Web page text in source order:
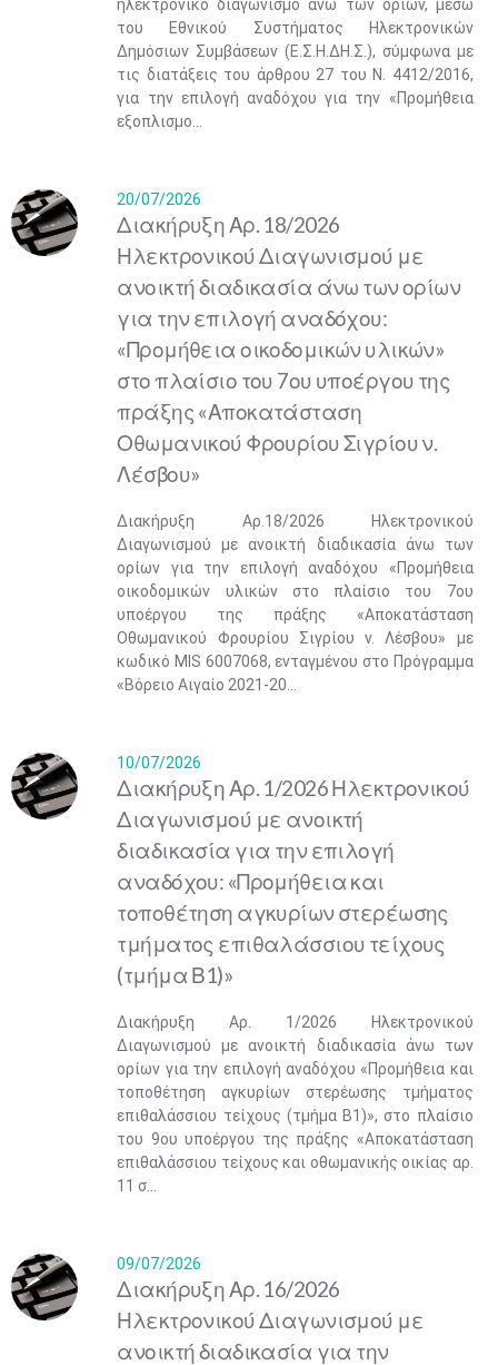
ηλεκτρονικό διαγωνισμό άνω των ορίων, μέσω
του Εθνικού Συστήματος Ηλεκτρονικών
Δημόσιων Συμβάσεων (Ε.Σ.Η.ΔΗ.Σ.), σύμφωνα με
τις διατάξεις του άρθρου 27 του Ν. 4412/2016,
για την επιλογή αναδόχου για την «Προμήθεια
εξοπλισμο...
20/07/2026
Διακήρυξη Αρ. 18/2026
Ηλεκτρονικού Διαγωνισμού με
ανοικτή διαδικασία άνω των ορίων
για την επιλογή αναδόχου:
«Προμήθεια οικοδομικών υλικών»
στο πλαίσιο του 7ου υποέργου της
πράξης «Αποκατάσταση
Οθωμανικού Φρουρίου Σιγρίου ν.
Λέσβου»
Διακήρυξη Αρ.18/2026 Ηλεκτρονικού
Διαγωνισμού με ανοικτή διαδικασία άνω των
ορίων για την επιλογή αναδόχου «Προμήθεια
οικοδομικών υλικών στο πλαίσιο του 7ου
υποέργου της πράξης «Αποκατάσταση
Οθωμανικού Φρουρίου Σιγρίου ν. Λέσβου» με
κωδικό ΜIS 6007068, ενταγμένου στο Πρόγραμμα
«Βόρειο Αιγαίο 2021-20...
10/07/2026
​​Διακήρυξη Αρ. 1/2026 Ηλεκτρονικού
Διαγωνισμού με ανοικτή
διαδικασία για την επιλογή
αναδόχου: «Προμήθεια και
τοποθέτηση αγκυρίων στερέωσης
τμήματος επιθαλάσσιου τείχους
(τμήμα Β1)»
Διακήρυξη Αρ. 1/2026 Ηλεκτρονικού
Διαγωνισμού με ανοικτή διαδικασία άνω των
ορίων για την επιλογή αναδόχου «Προμήθεια και
τοποθέτηση αγκυρίων στερέωσης τμήματος
επιθαλάσσιου τείχους (τμήμα Β1)», στο πλαίσιο
του 9ου υποέργου της πράξης «Αποκατάσταση
επιθαλάσσιου τείχους και οθωμανικής οικίας αρ.
11 σ...
09/07/2026
​Διακήρυξη Αρ. 16/2026
Ηλεκτρονικού Διαγωνισμού με
ανοικτή διαδικασία για την